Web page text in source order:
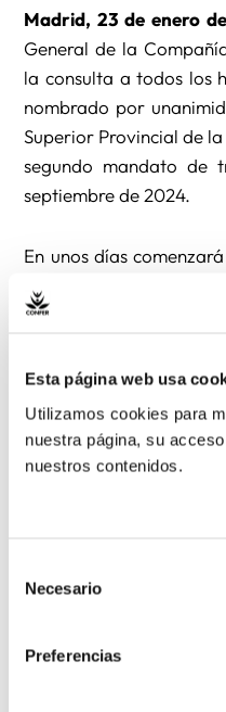
Esta página web usa
Utilizamos cookies para
nuestra página, su
nuestros contenidos.
Necesario
Preferencias
Madrid, 23 de enero
General de la
la consulta a todos los
nombrado por
Superior Provincial de
segundo mandato de
septiembre de 2024.
En unos días
nuevo viceprovincial,
Miguel Ángel Dieste
consulta para el resto
provincial.
La Congregación ha